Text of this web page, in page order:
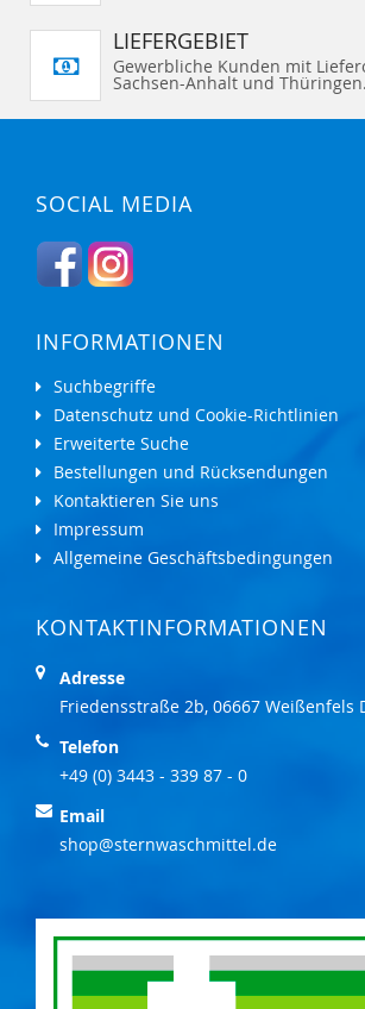
LIEFERGEBIET
Gewerbliche Kunden mit
Sachsen-Anhalt und Thüringen.
SOCIAL MEDIA
INFORMATIONEN
Suchbegriffe
Datenschutz und Cookie-Richtlinien
Erweiterte Suche
Bestellungen und Rücksendungen
Kontaktieren Sie uns
Impressum
Allgemeine Geschäftsbedingungen
KONTAKTINFORMATIONEN
Adresse
Friedensstraße 2b, 06667 Weißenfels
Telefon
+49 (0) 3443 - 339 87 - 0
Email
shop@sternwaschmittel.de